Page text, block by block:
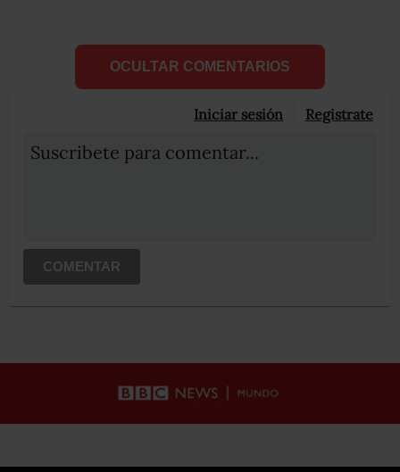
OCULTAR COMENTARIOS
Iniciar sesión Registrate
Suscribete para comentar...
COMENTAR